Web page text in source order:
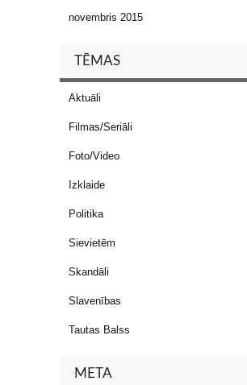
novembris 2015
TĒMAS
Aktuāli
Filmas/Seriāli
Foto/Video
Izklaide
Politika
Sievietēm
Skandāli
Slavenības
Tautas Balss
META